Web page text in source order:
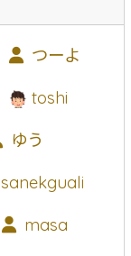
つーよ
toshi
ゆう
sanekguali
masa